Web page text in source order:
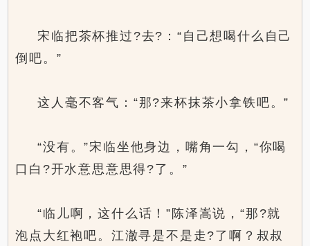
宋临把茶杯推过?去?：“自己想喝什么自己
倒吧。”
这人毫不客气：“那?来杯抹茶小拿铁吧。”
“没有。”宋临坐他身边，嘴角一勾，“你喝
口白?开水意思意思得?了。”
“临儿啊，这什么话！”陈泽嵩说，“那?就
泡点大红袍吧。江澈寻是不是走?了啊？叔叔